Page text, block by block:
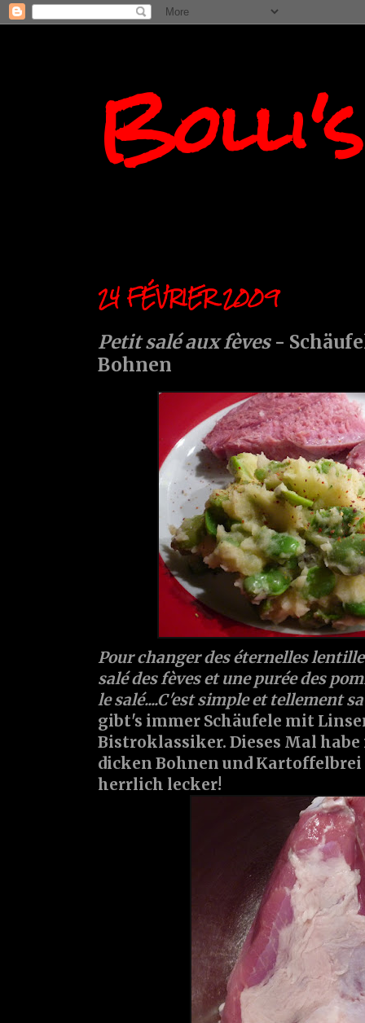
24 FÉVRIER 2009
Petit salé aux fèves-
Bohnen
Pour changer des éternelles
salé des fèves et une purée des
le salé....C'est simple et tellement
gibt's immer Schäufele mit
Bistroklassiker. Dieses Mal habe
dicken Bohnen und
herrlich lecker!